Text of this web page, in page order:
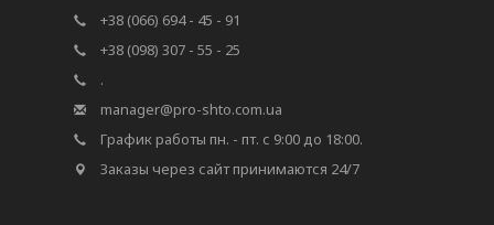
+38 (066) 694 - 45 - 91
+38 (098) 307 - 55 - 25
.
manager@pro-shto.com.ua
График работы пн. - пт. с 9:00 до 18:00.
Заказы через сайт принимаются 24/7